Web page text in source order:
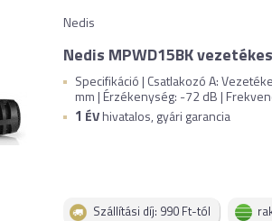
Nedis
Nedis MPWD15BK
Specifikáció | Csatlakozó A:
mm | Érzékenység: -72 dB |
1 ÉVhivatalos, gyári garancia
Szállítási díj: 990 Ft-tól